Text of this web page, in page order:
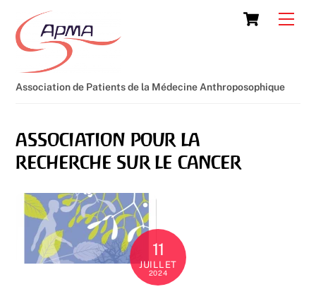
content
Cart
Association de Patients de la Médecine Anthroposophique
association pour la
recherche sur le cancer
11
JUILLET
2024